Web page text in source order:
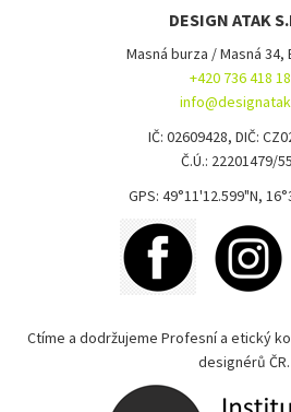
DESIGN ATAK
Masná burza / Masná 34,
+420 736 418
IČ: 02609428, DIČ:
Č.Ú.: 22201479/
GPS: 49°11'12.599"N,
Ctíme a dodržujeme Profesní a etický
designérů ČR.